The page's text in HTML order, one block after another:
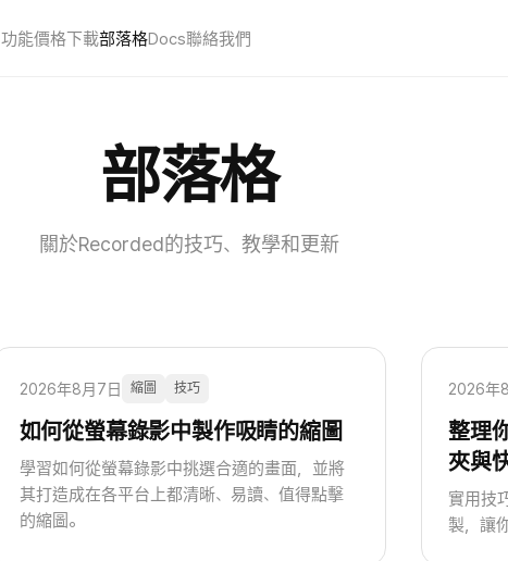
功能價格下載部落格Docs聯絡我們
部落格
關於Recorded的技巧、教學和更新
2026年8月7日 縮圖 技巧
如何從螢幕錄影中製作吸睛的縮圖
學習如何從螢幕錄影中挑選合適的畫面，並將
其打造成在各平台上都清晰、易讀、值得點擊
的縮圖。
2026年
整理
夾與
實用技
製，讓